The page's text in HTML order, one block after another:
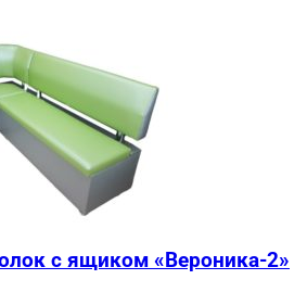
с ящиком «Вероника-2»